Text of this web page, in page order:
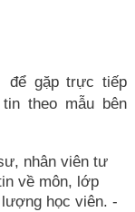
để gặp trực tiếp
theo mẫu bên
nhân viên tư
về môn, lớp
học viên. -